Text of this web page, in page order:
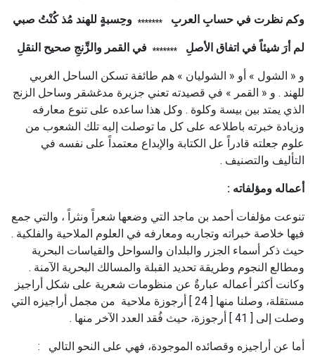
وكم نظرت في حسابِ العربِ *******وحِسبةٍ للهند مُذ كُنْتُ صبي
لم أرَ شيئاً في اتفاق الأصلِ *******في القمر والزِّنجِ صحيح النقلِ
و « الشول » أو « الشوليان » هم طائفة تسكن الساحل الغربي
للهند . و « القمر » في قصيدته تعني جزيرة مدغشقر وساحل الزنج
الذي يمتد بين بيسة وكلوة . وكل هذا ساعده على تنوع معارفه
وزيادة خبرته باطلاعه على كل ما توصلت إليه تلك الشعوب من
علوم جعلته قادراً عل الكتابة والإبداع معتمداً على نفسه في
التأليف والتصنيف .
أعماله ومؤلفاته :
تنوعت مؤلفات أحمد بن ماجد التي وضعها شعراً ونثراً ، والتي جمع
فيها خلاصة خبراته وتجاربه ومعارفه في العلوم الملاحية والفلكية .
حيث ذكر أسماء الجزر والبلدان والسواحل والقياسات البحرية
ومطالع النجوم وطريقة تحديد القبلة والمسالك البحرية الآمنة .
وكانت أكثر أعماله عبارةٌ عن منظومات شعرية على شكل أراجيز
مستقلة، وصلنا منها [ 24 ] أرجوزة ملاحية من مجمل أراجيزه التي
وصلت إلى [ 41 ] أرجوزة، حيث فُقد العدد الآخر منها .
أما عن أراجيزه وقصائده الموجودة، فهي على النحو التالي :